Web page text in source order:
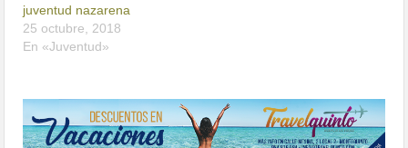
juventud nazarena
25 octubre, 2018
En «Juventud»